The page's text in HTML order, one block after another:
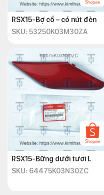
RSX15-Bợ cổ – có nút đèn
SKU: 53250K03M30ZA
RSX15-Bững dưới tươi L
SKU: 64475K03N30ZC